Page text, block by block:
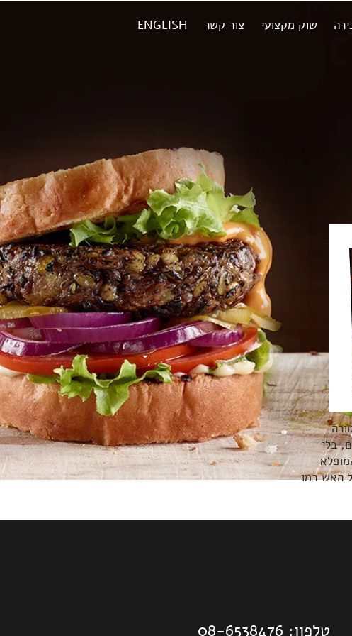
שוק מקצועי צור קשר ENGLISH
בלי
האש כמו
טלפון: 08-6538476